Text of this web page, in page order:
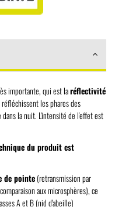
importante, qui est laréflectivité
les phares des
la nuit. L'intensité de l'effet est
du produit est
de pointe(retransmission par
aux microsphères), ce
A et B (nid d'abeille)